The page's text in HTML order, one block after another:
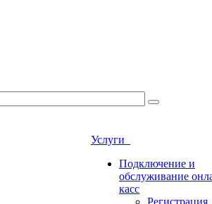
Услуги
Подключение и
обслуживание
касс
Регистрация